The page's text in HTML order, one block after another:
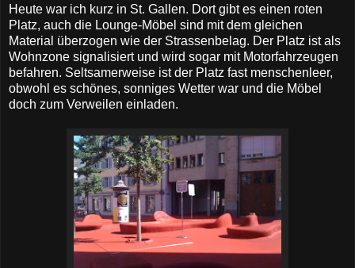
Heute war ich kurz in St. Gallen. Dort gibt es einen roten
Platz, auch die Lounge-Möbel sind mit dem gleichen
Material überzogen wie der Strassenbelag. Der Platz ist als
Wohnzone signalisiert und wird sogar mit Motorfahrzeugen
befahren. Seltsamerweise ist der Platz fast menschenleer,
obwohl es schönes, sonniges Wetter war und die Möbel
doch zum Verweilen einladen.